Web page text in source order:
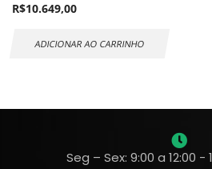
R$10.649,00
ADICIONAR AO CARRINHO
Seg – Sex: 9:00 a 12:00 -